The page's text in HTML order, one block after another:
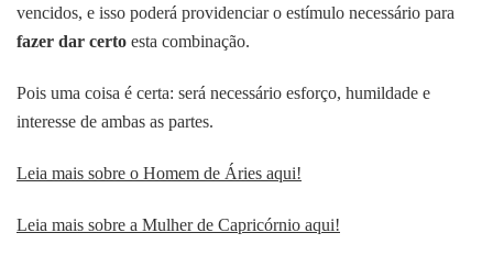
vencidos, e isso poderá providenciar o estímulo necessário para
fazer dar certo esta combinação.
Pois uma coisa é certa: será necessário esforço, humildade e
interesse de ambas as partes.
Leia mais sobre o Homem de Áries aqui!
Leia mais sobre a Mulher de Capricórnio aqui!